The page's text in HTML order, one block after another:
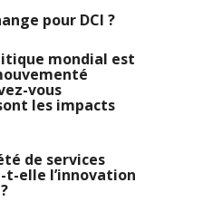
pour DCI ?
mondial est
vous
les impacts
de services
t-elle l’innovation